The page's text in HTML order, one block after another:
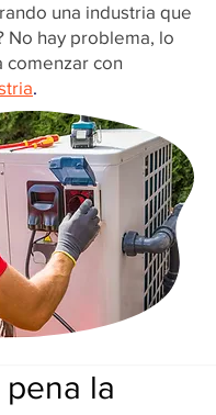
una industria que
No hay problema, lo
comenzar con
.
pena la